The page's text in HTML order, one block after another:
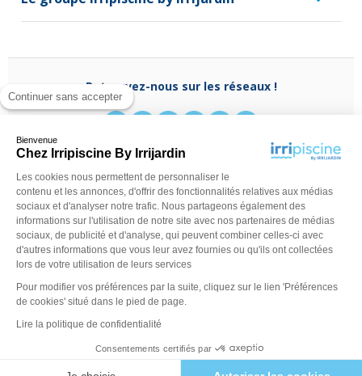
Continuer sans accepter
Bienvenue
Chez Irripiscine By Irrijardin
Les cookies nous permettent de personnaliser le
contenu et les annonces, d'offrir des fonctionnalités relatives aux médias
sociaux et d'analyser notre trafic. Nous partageons également des
informations sur l'utilisation de notre site avec nos partenaires de médias
sociaux, de publicité et d'analyse, qui peuvent combiner celles-ci avec
d'autres informations que vous leur avez fournies ou qu'ils ont collectées
lors de votre utilisation de leurs services
Pour modifier vos préférences par la suite, cliquez sur le lien 'Préférences
de cookies' situé dans le pied de page.
Lire la politique de confidentialité
Consentements certifiés par
Retrouvez-nous sur les réseaux !
Besoin d'aide ?
0970 818 918
(appel non surtaxé)
Du lundi au vendredi de9 h - 13 hà14 h - 18 h ou
contactez-nous vianotre formulaire
Conditions générales de ventes Mentions